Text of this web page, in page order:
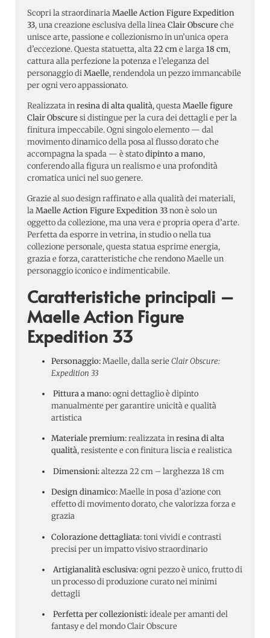
Scopri la straordinariaMaelle Action Figure Expedition
33, una creazione esclusiva della lineaClair Obscureche
unisce arte, passione e collezionismo in un’unica opera
d’eccezione. Questa statuetta, alta22 cme larga18 cm,
cattura alla perfezione la potenza e l’eleganza del
personaggio diMaelle, rendendola un pezzo immancabile
per ogni vero appassionato.
Realizzata inresina di alta qualità, questaMaelle figure
Clair Obscuresi distingue per la cura dei dettagli e per la
finitura impeccabile. Ogni singolo elemento — dal
movimento dinamico della posa al flusso dorato che
accompagna la spada — è statodipinto a mano,
conferendo alla figura un realismo e una profondità
cromatica unici nel suo genere.
Grazie al suo design raffinato e alla qualità dei materiali,
laMaelle Action Figure Expedition 33non è solo un
oggetto da collezione, ma una vera e propria opera d’arte.
Perfetta da esporre in vetrina, in studio o nella tua
collezione personale, questa statua esprime energia,
grazia e forza, caratteristiche che rendono Maelle un
personaggio iconico e indimenticabile.
Caratteristiche principali –
Maelle Action Figure
Expedition 33
Personaggio:Maelle, dalla serieClair Obscure:
Expedition 33
Pittura a mano:ogni dettaglio è dipinto
manualmente per garantire unicità e qualità
artistica
Materiale premium:realizzata inresina di alta
qualità, resistente e con finitura liscia e realistica
Dimensioni:altezza 22 cm – larghezza 18 cm
Design dinamico:Maelle in posa d’azione con
effetto di movimento dorato, che valorizza forza e
grazia
Colorazione dettagliata:toni vividi e contrasti
precisi per un impatto visivo straordinario
Artigianalità esclusiva:ogni pezzo è unico, frutto di
un processo di produzione curato nei minimi
dettagli
Perfetta per collezionisti:ideale per amanti del
fantasy e del mondo Clair Obscure